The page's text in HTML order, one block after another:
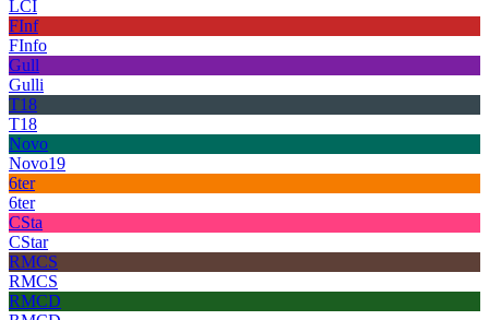
LCI
FInf
FInfo
Gull
Gulli
T18
T18
Novo
Novo19
6ter
6ter
CSta
CStar
RMCS
RMCS
RMCD